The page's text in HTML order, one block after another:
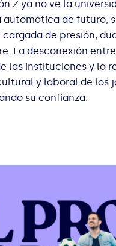
Z ya no ve la
automática de futuro,
de presión,
La desconexión
las instituciones y la
y laboral de los
su confianza.